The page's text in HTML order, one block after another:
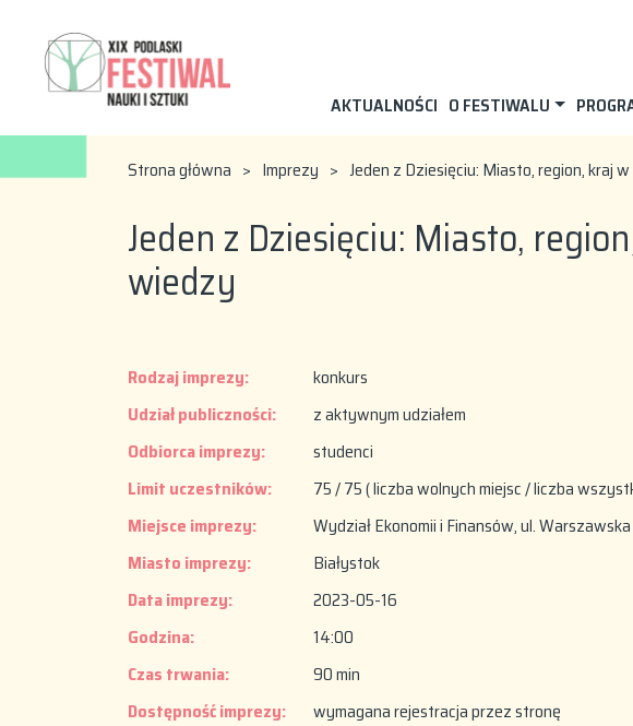
AKTUALNOŚCI O FESTIWALU
Strona główna > Imprezy > Jeden z Dziesięciu: Miasto, region, kraj
Jeden z Dziesięciu: Miasto,
wiedzy
Rodzaj imprezy:
konkurs
Udział publiczności:
z aktywnym udziałem
Odbiorca imprezy:
studenci
Limit uczestników:
75 / 75 ( liczba wolnych miejsc / liczba
Miejsce imprezy:
Wydział Ekonomii i Finansów, ul.
Miasto imprezy:
Białystok
Data imprezy:
2023-05-16
Godzina:
14:00
Czas trwania:
90 min
Dostępność imprezy:
wymagana rejestracja przez stronę